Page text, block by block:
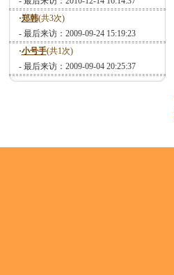
·郑韩(共3次)
- 最后来访：2009-09-24 15:19:23
·小号手(共1次)
- 最后来访：2009-09-04 20:25:37